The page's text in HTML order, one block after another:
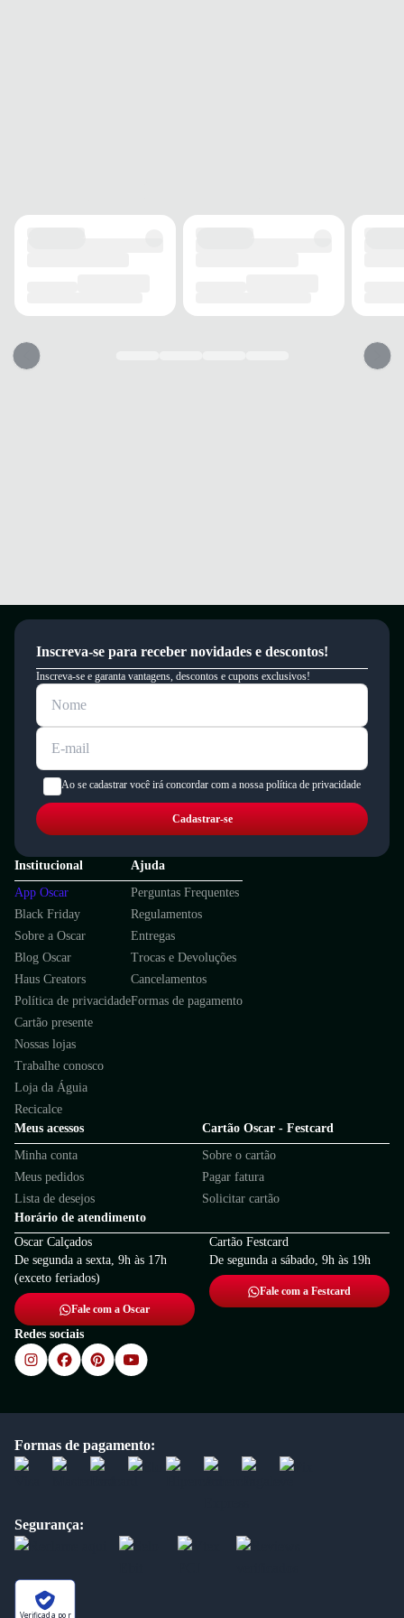
Inscreva-se para receber novidades e descontos!
Inscreva-se e garanta vantagens, descontos e cupons exclusivos!
Ao se cadastrar você irá concordar com a nossa política de privacidade
Cadastrar-se
Institucional
App Oscar
Black Friday
Sobre a Oscar
Blog Oscar
Haus Creators
Política de privacidade
Cartão presente
Nossas lojas
Trabalhe conosco
Loja da Águia
Recicalce
Ajuda
Perguntas Frequentes
Regulamentos
Entregas
Trocas e Devoluções
Cancelamentos
Formas de pagamento
Meus acessos
Minha conta
Meus pedidos
Lista de desejos
Cartão Oscar - Festcard
Sobre o cartão
Pagar fatura
Solicitar cartão
Horário de atendimento
Oscar Calçados
De segunda a sexta, 9h às 17h
(exceto feriados)
Fale com a Oscar
Cartão Festcard
De segunda a sábado, 9h às 19h
Fale com a Festcard
Redes sociais
Formas de pagamento:
Segurança:
Verificada por